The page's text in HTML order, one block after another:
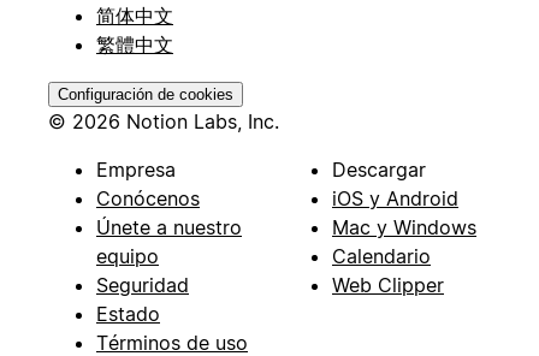
简体中文
繁體中文
Configuración de cookies
© 2026 Notion Labs, Inc.
Empresa
Conócenos
Únete a nuestro
equipo
Seguridad
Estado
Términos de uso
Descargar
iOS y Android
Mac y Windows
Calendario
Web Clipper